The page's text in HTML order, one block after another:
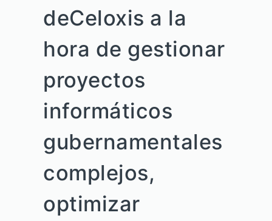
deCeloxis a la
hora de gestionar
proyectos
informáticos
gubernamentales
complejos,
optimizar